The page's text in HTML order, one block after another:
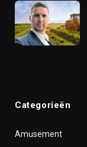
Categorieën
Amusement